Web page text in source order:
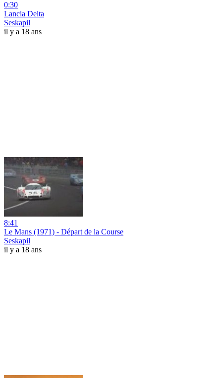
0:30
Lancia Delta
Seskapil
il y a 18 ans
8:41
Le Mans (1971) - Départ de la Course
Seskapil
il y a 18 ans